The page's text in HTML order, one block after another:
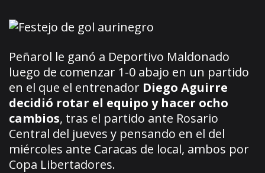
Peñarol le ganó a Deportivo Maldonado
luego de comenzar 1-0 abajo en un partido
en el que el entrenador Diego Aguirre
decidió rotar el equipo y hacer ocho
cambios, tras el partido ante Rosario
Central del jueves y pensando en el del
miércoles ante Caracas de local, ambos por
Copa Libertadores.